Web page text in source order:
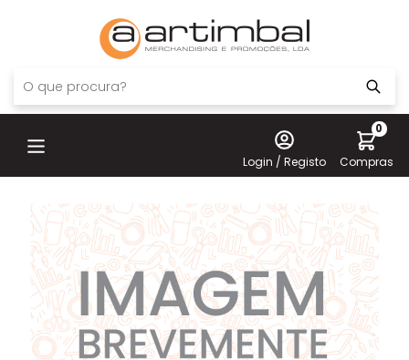
Login / Registo
0
Compras